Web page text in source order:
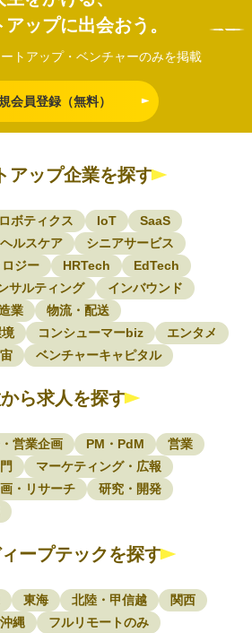
ップに出会おう。
トアップ・ベンチャーのみを掲載
会員登録（無料）
アップ企業を探す
ロボティクス IoT
SaaS
ルスケア
シニアサービス
ジー
HRTech
EdTech
サルティング
インバウンド
業
物流・配送
コンシューマーbiz
エンタメ
ベンチャーキャピタル
ら求人を探す
営業企画 PM・PdM
営業
マーケティング・広報
・リサーチ
研究・開発
ープテックを探す
東海 北陸・甲信越
関西
縄 フルリモートのみ